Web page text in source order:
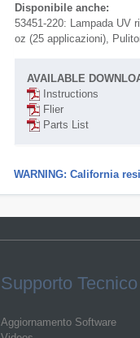
Disponibile anche:
53451-220: Lampada UV
oz (25 applicazioni),
AVAILABLE
Instructions
Flier
Parts List
WARNING: California
Supporto Tecnico
Aggiornamento Software